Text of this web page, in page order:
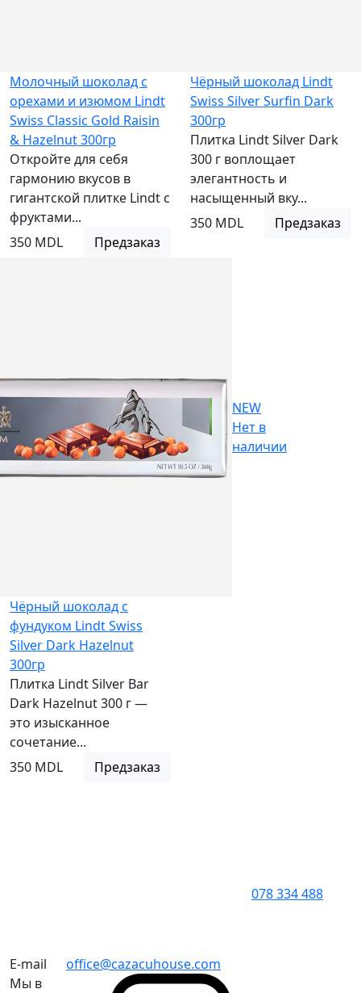
Молочный шоколад с
орехами и изюмом Lindt
Swiss Classic Gold Raisin
& Hazelnut 300гр
Откройте для себя
гармонию вкусов в
гигантской плитке Lindt с
фруктами...
350 MDL
Предзаказ
Чёрный шоколад Lindt
Swiss Silver Surfin Dark
300гр
Плитка Lindt Silver Dark
300 г воплощает
элегантность и
насыщенный вку...
350 MDL
Предзаказ
NEW
Нет в
наличии
Чёрный шоколад с
фундуком Lindt Swiss
Silver Dark Hazelnut
300гр
Плитка Lindt Silver Bar
Dark Hazelnut 300 г —
это изысканное
сочетание...
350 MDL
Предзаказ
078 334 488
E-mail
office@cazacuhouse.com
Мы в